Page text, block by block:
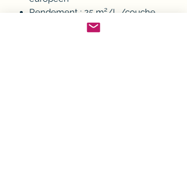
Rendement : 25 m²/L /couche
Vendu à l'unité - Teinte incolore